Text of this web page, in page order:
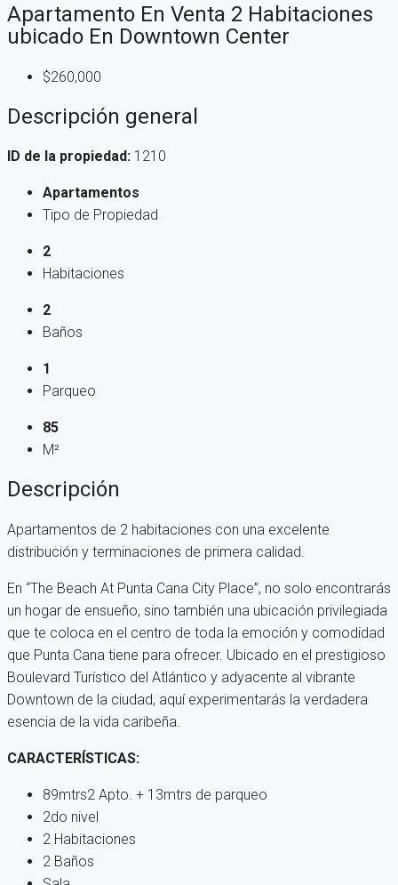
Apartamento En Venta 2 Habitaciones
ubicado En Downtown Center
$260,000
Descripción general
ID de la propiedad: 1210
Apartamentos
Tipo de Propiedad
2
Habitaciones
2
Baños
1
Parqueo
85
M²
Descripción
Apartamentos de 2 habitaciones con una excelente
distribución y terminaciones de primera calidad.
En “The Beach At Punta Cana City Place”, no solo encontrarás
un hogar de ensueño, sino también una ubicación privilegiada
que te coloca en el centro de toda la emoción y comodidad
que Punta Cana tiene para ofrecer. Ubicado en el prestigioso
Boulevard Turístico del Atlántico y adyacente al vibrante
Downtown de la ciudad, aquí experimentarás la verdadera
esencia de la vida caribeña.
CARACTERÍSTICAS:
89mtrs2 Apto. + 13mtrs de parqueo
2do nivel
2 Habitaciones
2 Baños